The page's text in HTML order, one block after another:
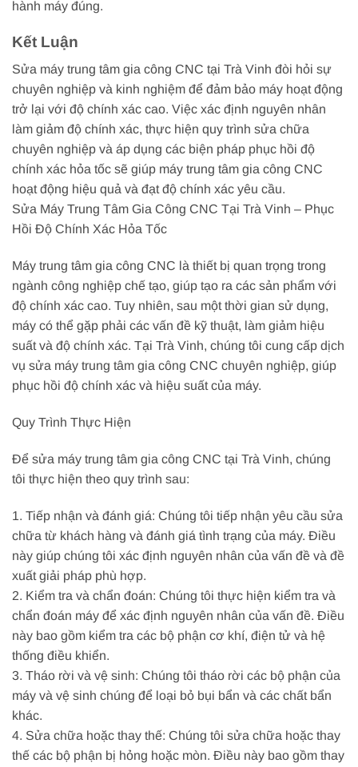
hành máy đúng.
Kết Luận
Sửa máy trung tâm gia công CNC tại Trà Vinh đòi hỏi sự
chuyên nghiệp và kinh nghiệm để đảm bảo máy hoạt động
trở lại với độ chính xác cao. Việc xác định nguyên nhân
làm giảm độ chính xác, thực hiện quy trình sửa chữa
chuyên nghiệp và áp dụng các biện pháp phục hồi độ
chính xác hỏa tốc sẽ giúp máy trung tâm gia công CNC
hoạt động hiệu quả và đạt độ chính xác yêu cầu.
Sửa Máy Trung Tâm Gia Công CNC Tại Trà Vinh – Phục
Hồi Độ Chính Xác Hỏa Tốc
Máy trung tâm gia công CNC là thiết bị quan trọng trong
ngành công nghiệp chế tạo, giúp tạo ra các sản phẩm với
độ chính xác cao. Tuy nhiên, sau một thời gian sử dụng,
máy có thể gặp phải các vấn đề kỹ thuật, làm giảm hiệu
suất và độ chính xác. Tại Trà Vinh, chúng tôi cung cấp dịch
vụ sửa máy trung tâm gia công CNC chuyên nghiệp, giúp
phục hồi độ chính xác và hiệu suất của máy.
Quy Trình Thực Hiện
Để sửa máy trung tâm gia công CNC tại Trà Vinh, chúng
tôi thực hiện theo quy trình sau:
1. Tiếp nhận và đánh giá: Chúng tôi tiếp nhận yêu cầu sửa
chữa từ khách hàng và đánh giá tình trạng của máy. Điều
này giúp chúng tôi xác định nguyên nhân của vấn đề và đề
xuất giải pháp phù hợp.
2. Kiểm tra và chẩn đoán: Chúng tôi thực hiện kiểm tra và
chẩn đoán máy để xác định nguyên nhân của vấn đề. Điều
này bao gồm kiểm tra các bộ phận cơ khí, điện tử và hệ
thống điều khiển.
3. Tháo rời và vệ sinh: Chúng tôi tháo rời các bộ phận của
máy và vệ sinh chúng để loại bỏ bụi bẩn và các chất bẩn
khác.
4. Sửa chữa hoặc thay thế: Chúng tôi sửa chữa hoặc thay
thế các bộ phận bị hỏng hoặc mòn. Điều này bao gồm thay